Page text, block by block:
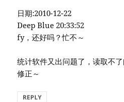
日期:2010-12-22
Deep Blue 20:33:52
fy，还好吗？忙不～
统计软件又出问题了，读取不
修正～
REPLY